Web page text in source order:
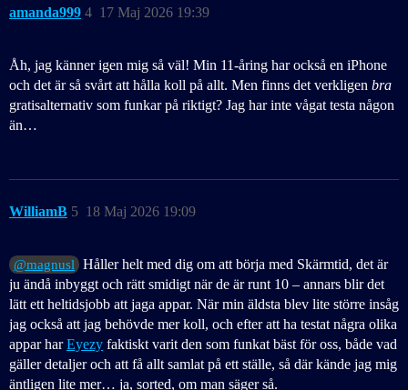
amanda999 17 Maj 2026 19:39
4
Åh, jag känner igen mig så väl! Min 11-åring har också en iPhone
och det är så svårt att hålla koll på allt. Men finns det verkligen bra
gratisalternativ som funkar på riktigt? Jag har inte vågat testa någon
än…
WilliamB 18 Maj 2026 19:09
5
@magnusl Håller helt med dig om att börja med Skärmtid, det är
ju ändå inbyggt och rätt smidigt när de är runt 10 – annars blir det
lätt ett heltidsjobb att jaga appar. När min äldsta blev lite större insåg
jag också att jag behövde mer koll, och efter att ha testat några olika
appar harEyezy faktiskt varit den som funkat bäst för oss, både vad
gäller detaljer och att få allt samlat på ett ställe, så där kände jag mig
äntligen lite mer… ja, sorted, om man säger så.